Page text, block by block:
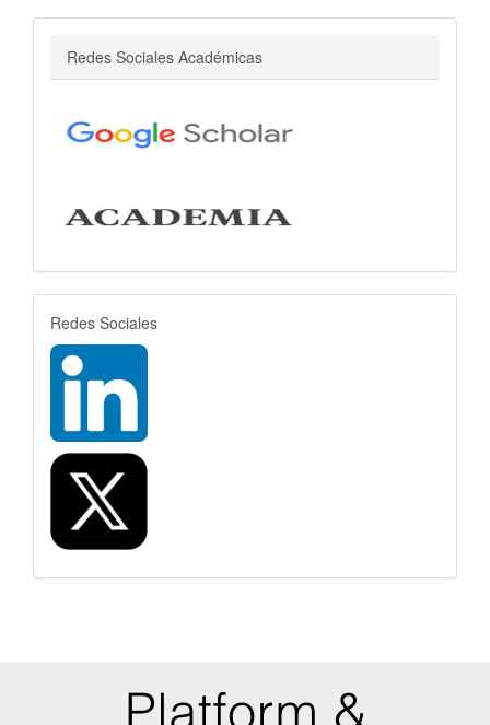
Redes Sociales Académicas
rrss
Redes Sociales